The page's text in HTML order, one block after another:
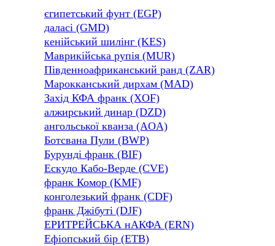
єгипетський фунт (EGP)
даласі (GMD)
кенійський шилінг (KES)
Маврикійська рупія (MUR)
Південноафриканський ранд (ZAR)
Марокканський дирхам (MAD)
Захід КФА франк (XOF)
алжирський динар (DZD)
ангольської кванза (AOA)
Ботсвана Пули (BWP)
Бурунді франк (BIF)
Ескудо Кабо-Верде (CVE)
франк Комор (KMF)
конголезький франк (CDF)
франк Джібуті (DJF)
ЕРИТРЕЙСЬКА нАКФА (ERN)
Ефіопський бір (ETB)